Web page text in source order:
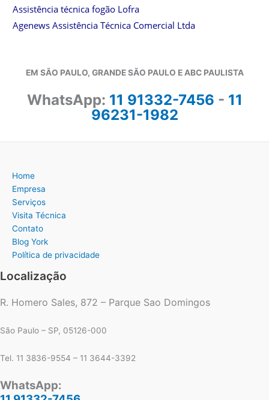
Assistência técnica fogão Lofra
Agenews Assistência Técnica Comercial Ltda
EM SÃO PAULO, GRANDE SÃO PAULO E ABC PAULISTA
WhatsApp: 11 91332-7456 - 11
96231-1982
Home
Empresa
Serviços
Visita Técnica
Contato
Blog York
Política de privacidade
Localização
R. Homero Sales, 872 – Parque Sao Domingos
São Paulo – SP, 05126-000
Tel. 11 3836-9554 – 11 3644-3392
WhatsApp: